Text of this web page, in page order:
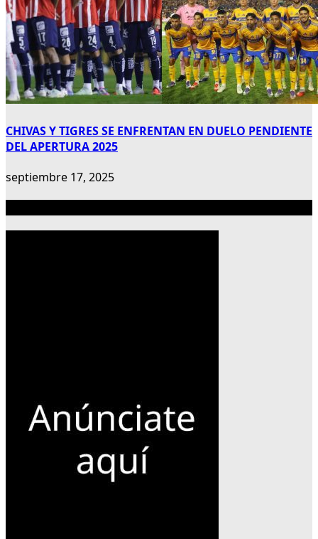
CHIVAS Y TIGRES SE ENFRENTAN EN DUELO PENDIENTE
DEL APERTURA 2025
septiembre 17, 2025